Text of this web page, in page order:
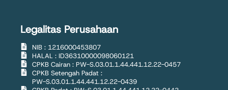
Legalitas Perusahaan
NIB : 1216000453807
HALAL : ID36310000098060121
CPKB Cairan : PW-S.03.01.1.44.441.12.22-0457
CPKB Setengah Padat :
PW-S.03.01.1.44.441.12.22-0439